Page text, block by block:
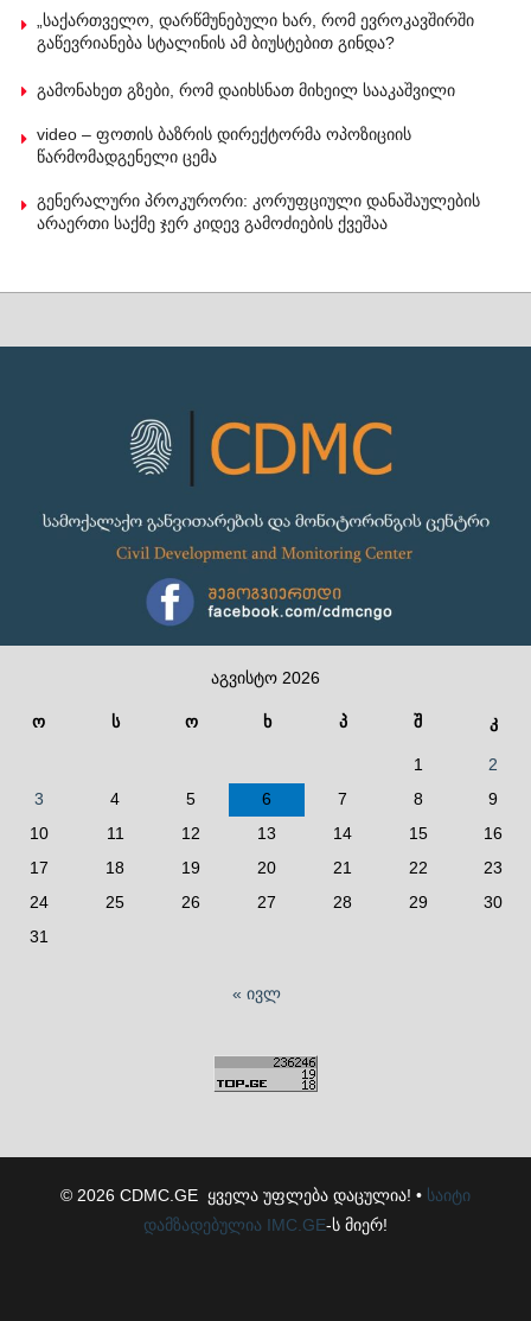
„საქართველო, დარწმუნებული ხარ, რომ ევროკავშირში
გაწევრიანება სტალინის ამ ბიუსტებით გინდა?
გამონახეთ გზები, რომ დაიხსნათ მიხეილ სააკაშვილი
video – ფოთის ბაზრის დირექტორმა ოპოზიციის
წარმომადგენელი ცემა
გენერალური პროკურორი: კორუფციული დანაშაულების
არაერთი საქმე ჯერ კიდევ გამოძიების ქვეშაა
აგვისტო 2026
ო ს ო ხ პ შ კ
1
2
3
4 5 6 7 8
9
10
11 12 13 14 15
16
17
18 19 20 21 22
23
24
25 26 27 28 29
30
31
« ივლ
© 2026 CDMC.GE ყველა უფლება დაცულია! • საიტი
დამზადებულია IMC.GE-ს მიერ!